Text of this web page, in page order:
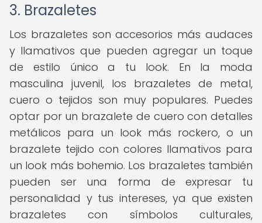
3. Brazaletes
Los brazaletes son accesorios más audaces
y llamativos que pueden agregar un toque
de estilo único a tu look. En la moda
masculina juvenil, los brazaletes de metal,
cuero o tejidos son muy populares. Puedes
optar por un brazalete de cuero con detalles
metálicos para un look más rockero, o un
brazalete tejido con colores llamativos para
un look más bohemio. Los brazaletes también
pueden ser una forma de expresar tu
personalidad y tus intereses, ya que existen
brazaletes con símbolos culturales,